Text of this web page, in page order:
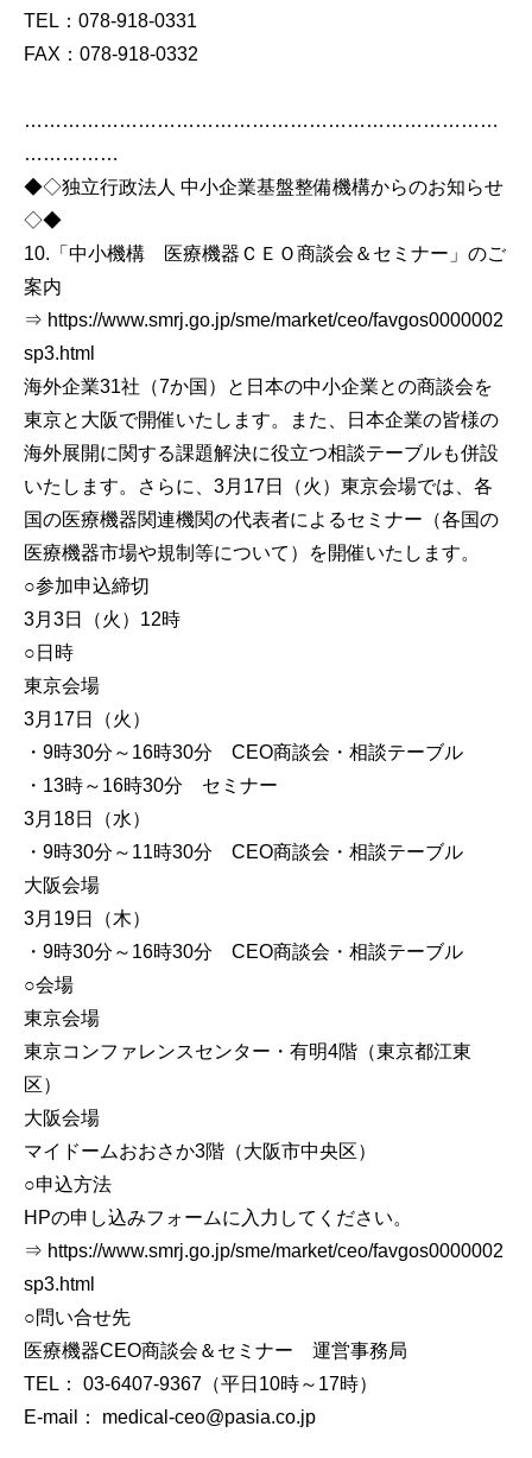
TEL：078-918-0331
FAX：078-918-0332
…………………………………………………………………
……………
◆◇独立行政法人 中小企業基盤整備機構からのお知らせ
◇◆
10.「中小機構 医療機器ＣＥＯ商談会＆セミナー」のご
案内
⇒ https://www.smrj.go.jp/sme/market/ceo/favgos0000002
sp3.html
海外企業31社（7か国）と日本の中小企業との商談会を
東京と大阪で開催いたします。また、日本企業の皆様の
海外展開に関する課題解決に役立つ相談テーブルも併設
いたします。さらに、3月17日（火）東京会場では、各
国の医療機器関連機関の代表者によるセミナー（各国の
医療機器市場や規制等について）を開催いたします。
○参加申込締切
3月3日（火）12時
○日時
東京会場
3月17日（火）
・9時30分～16時30分 CEO商談会・相談テーブル
・13時～16時30分 セミナー
3月18日（水）
・9時30分～11時30分 CEO商談会・相談テーブル
大阪会場
3月19日（木）
・9時30分～16時30分 CEO商談会・相談テーブル
○会場
東京会場
東京コンファレンスセンター・有明4階（東京都江東
区）
大阪会場
マイドームおおさか3階（大阪市中央区）
○申込方法
HPの申し込みフォームに入力してください。
⇒ https://www.smrj.go.jp/sme/market/ceo/favgos0000002
sp3.html
○問い合せ先
医療機器CEO商談会＆セミナー 運営事務局
TEL： 03-6407-9367（平日10時～17時）
E-mail： medical-ceo@pasia.co.jp